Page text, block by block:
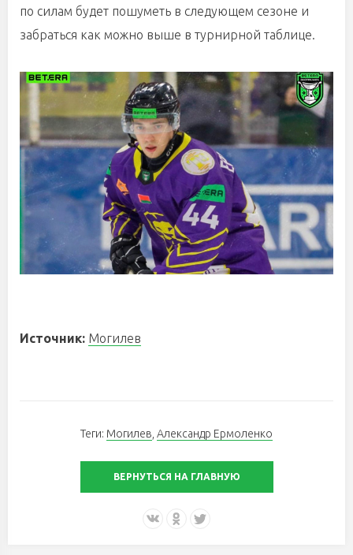
по силам будет пошуметь в следующем сезоне и
забраться как можно выше в турнирной таблице.
Источник: Могилев
Теги: Могилев Александр Ермоленко
ВЕРНУТЬСЯ НА ГЛАВНУЮ